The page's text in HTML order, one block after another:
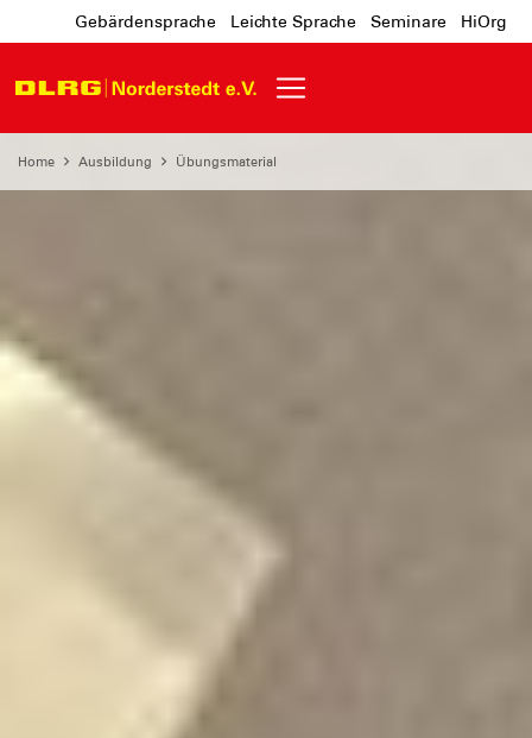
Gebärdensprache Leichte Sprache Seminare HiOrg
Home Ausbildung Übungsmaterial